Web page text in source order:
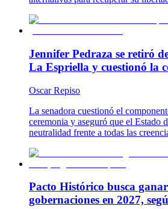
Jennifer Pedraza se retiró
La Espriella y cuestionó la
Oscar Repiso
La senadora cuestionó el
ceremonia y aseguró que el Estado
neutralidad frente a todas las
Pacto Histórico busca
gobernaciones en 2027,